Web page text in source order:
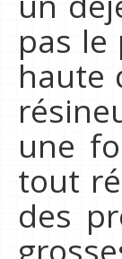
pas le
haute
une
tout
des